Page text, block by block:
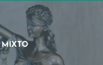
MIXTO